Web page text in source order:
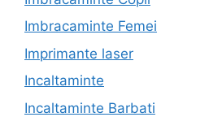
Imbracaminte Femei
Imprimante laser
Incaltaminte
Incaltaminte Barbati